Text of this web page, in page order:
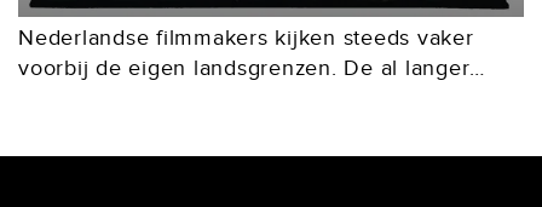
Nederlandse filmmakers kijken steeds vaker
voorbij de eigen landsgrenzen. De al langer
spelende The Wolf, the Fox and the...